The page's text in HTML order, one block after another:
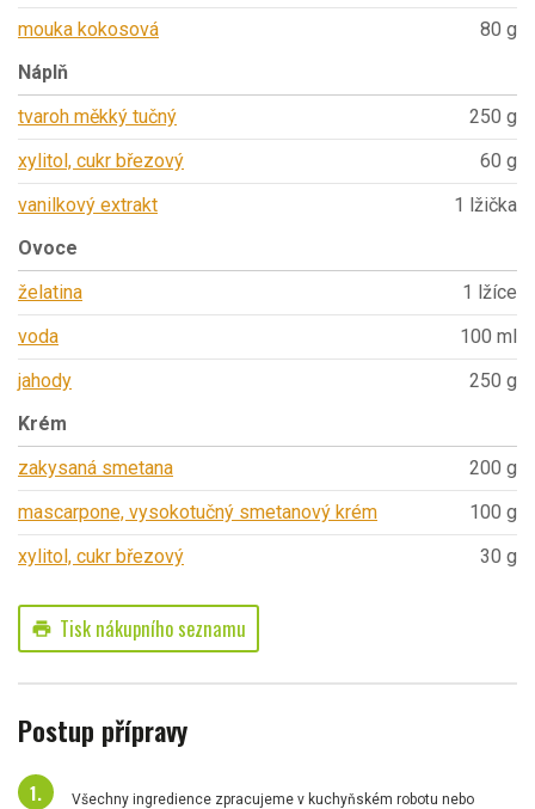
mouka kokosová
80 g
Náplň
tvaroh měkký tučný
250 g
xylitol, cukr březový
60 g
vanilkový extrakt
1 lžička
Ovoce
želatina
1 lžíce
voda
100 ml
jahody
250 g
Krém
zakysaná smetana
200 g
mascarpone, vysokotučný smetanový krém
100 g
xylitol, cukr březový
30 g
print Tisk nákupního seznamu
Postup přípravy
Všechny ingredience zpracujeme v kuchyňském robotu nebo